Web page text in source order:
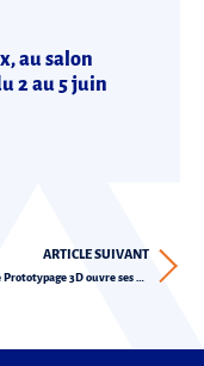
au salon
2 au 5 juin
ARTICLE SUIVANT
L’Atelier de Prototypage 3D ouvre ses portes